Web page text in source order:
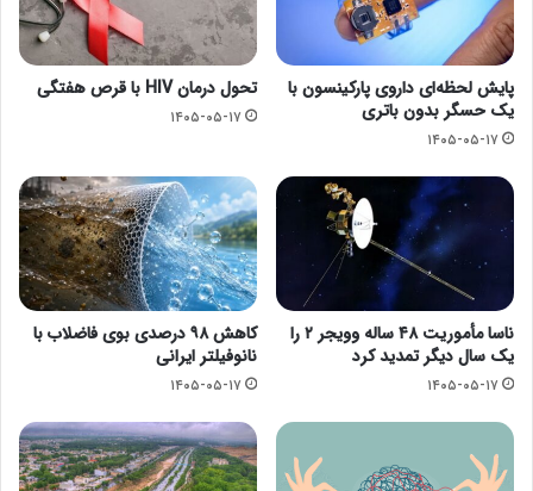
پایش لحظه‌ای داروی پارکینسون با
یک حسگر بدون باتری
۱۴۰۵-۰۵-۱۷
تحول درمان HIV با قرص هفتگی
۱۴۰۵-۰۵-۱۷
ناسا مأموریت ۴۸ ساله وویجر ۲ را
یک سال دیگر تمدید کرد
۱۴۰۵-۰۵-۱۷
کاهش ۹۸ درصدی بوی فاضلاب با
نانوفیلتر ایرانی
۱۴۰۵-۰۵-۱۷